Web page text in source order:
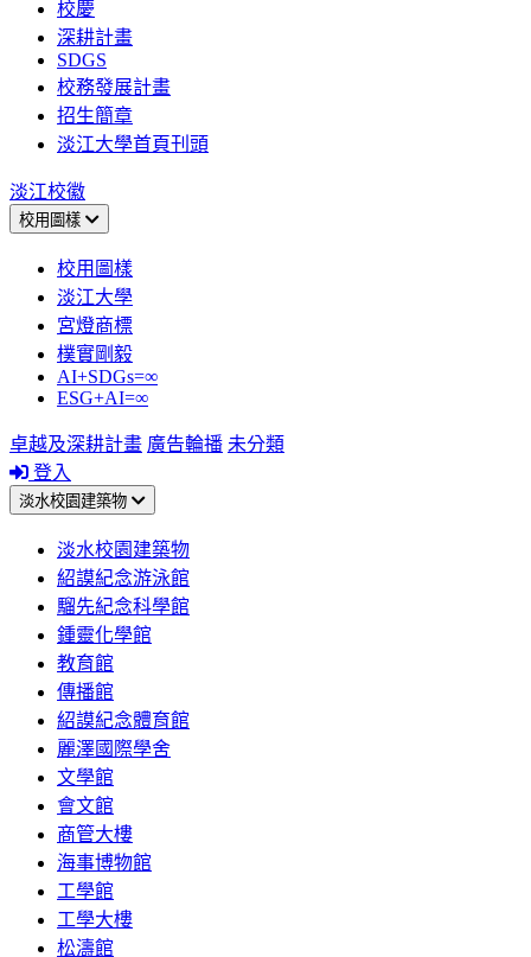
校慶
深耕計畫
SDGS
校務發展計畫
招生簡章
淡江大學首頁刊頭
淡江校徽
校用圖樣
校用圖樣
淡江大學
宮燈商標
樸實剛毅
AI+SDGs=∞
ESG+AI=∞
卓越及深耕計畫 廣告輪播 未分類
登入
淡水校園建築物
淡水校園建築物
紹謨紀念游泳館
騮先紀念科學館
鍾靈化學館
教育館
傳播館
紹謨紀念體育館
麗澤國際學舍
文學館
會文館
商管大樓
海事博物館
工學館
工學大樓
松濤館